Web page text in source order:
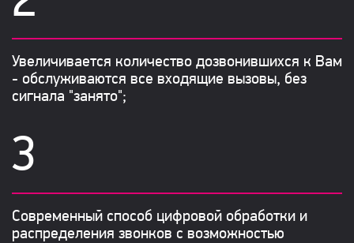
Увеличивается количество дозвонившихся к Вам
- обслуживаются все входящие вызовы, без
сигнала "занято";
Современный способ цифровой обработки и
распределения звонков с возможностью